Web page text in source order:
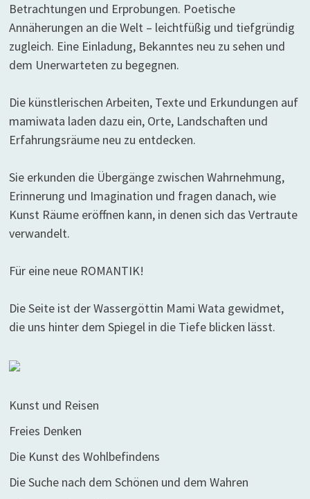
Betrachtungen und Erprobungen. Poetische
Annäherungen an die Welt – leichtfüßig und tiefgründig
zugleich. Eine Einladung, Bekanntes neu zu sehen und
dem Unerwarteten zu begegnen.
Die künstlerischen Arbeiten, Texte und Erkundungen auf
mamiwata laden dazu ein, Orte, Landschaften und
Erfahrungsräume neu zu entdecken.
Sie erkunden die Übergänge zwischen Wahrnehmung,
Erinnerung und Imagination und fragen danach, wie
Kunst Räume eröffnen kann, in denen sich das Vertraute
verwandelt.
Für eine neue ROMANTIK!
Die Seite ist der Wassergöttin Mami Wata gewidmet,
die uns hinter dem Spiegel in die Tiefe blicken lässt.
Kunst und Reisen
Freies Denken
Die Kunst des Wohlbefindens
Die Suche nach dem Schönen und dem Wahren